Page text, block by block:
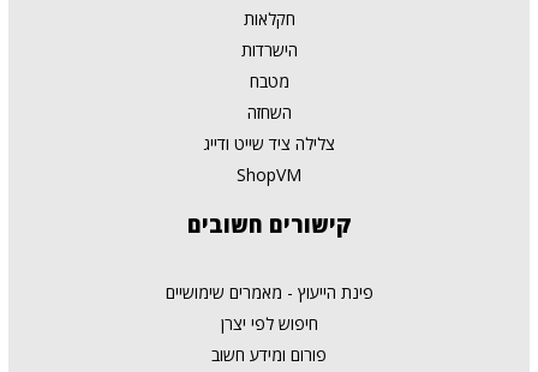
חקלאות
הישרדות
מטבח
השחזה
צלילה ציד שייט ודייג
ShopVM
קישורים חשובים
פינת הייעוץ - מאמרים שימושיים
חיפוש לפי יצרן
פורום ומידע חשוב